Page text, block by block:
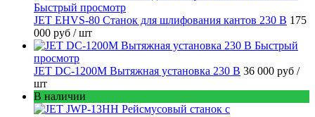
Быстрый просмотр
JET EHVS-80 Станок для шлифования кантов 230 В 175
000 руб / шт
Быстрый
просмотр
JET DC-1200M Вытяжная установка 230 В 36 000 руб /
шт
В наличии